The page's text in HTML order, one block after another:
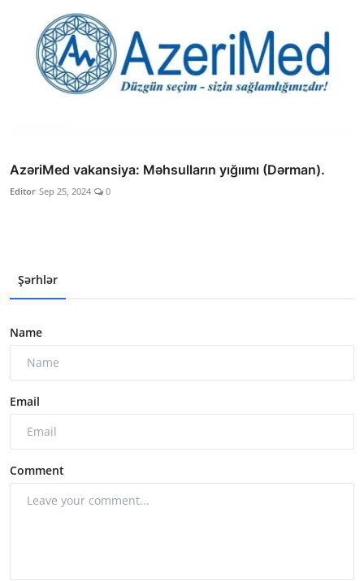
AzəriMed vakansiya: Məhsulların yığıımı (Dərman).
Editor Sep 25, 2024 0
Şərhlər
Name
Email
Comment